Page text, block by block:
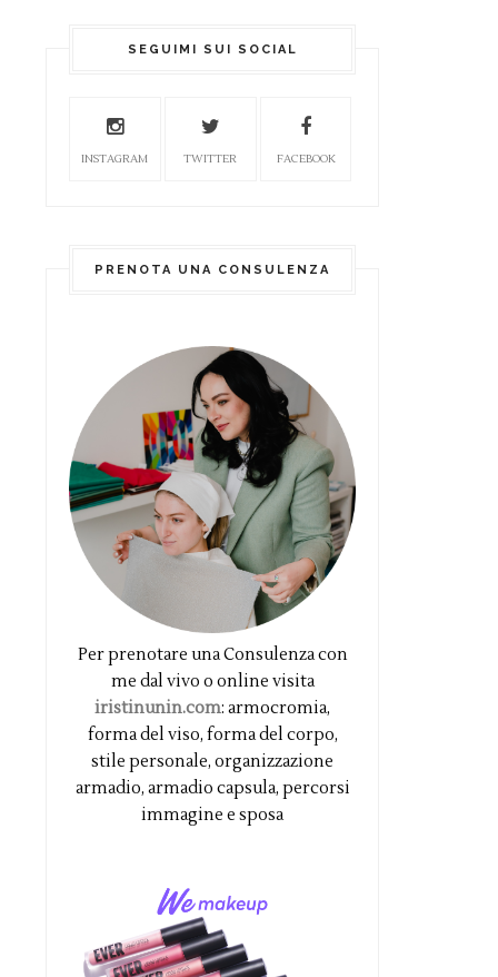
SEGUIMI SUI SOCIAL
INSTAGRAM TWITTER FACEBOOK
PRENOTA UNA CONSULENZA
Per prenotare una Consulenza con
me dal vivo o online visita
iristinunin.com: armocromia,
forma del viso, forma del corpo,
stile personale, organizzazione
armadio, armadio capsula, percorsi
immagine e sposa